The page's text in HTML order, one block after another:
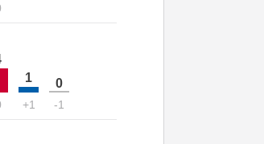
1
+1
0
-1